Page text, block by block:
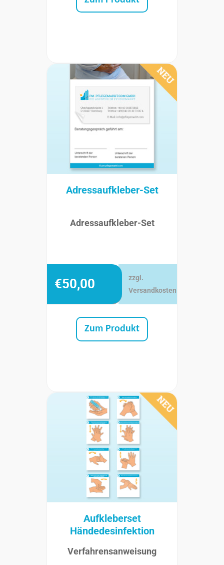
Adressaufkleber-Set
Adressaufkleber-Set
€50,00
zzgl.
Versandkosten
Zum Produkt
Aufkleberset
Händedesinfektion
Verfahrensanweisung